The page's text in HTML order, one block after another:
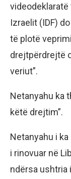
Izraelit (IDF)
të plotë
drejtpërdrejtë
veriut”.
Netanyahu ka
këtë drejtim”.
Netanyahu i
i rinovuar në
ndërsa ushtria